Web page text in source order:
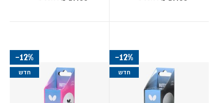
מיוחד מיוחד
-12%
חדש
-12%
חדש